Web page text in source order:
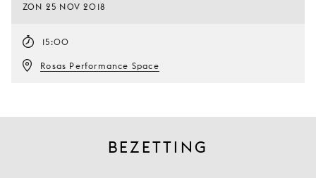
ZON 25 NOV 2018
15:00
Rosas Performance Space
BEZETTING